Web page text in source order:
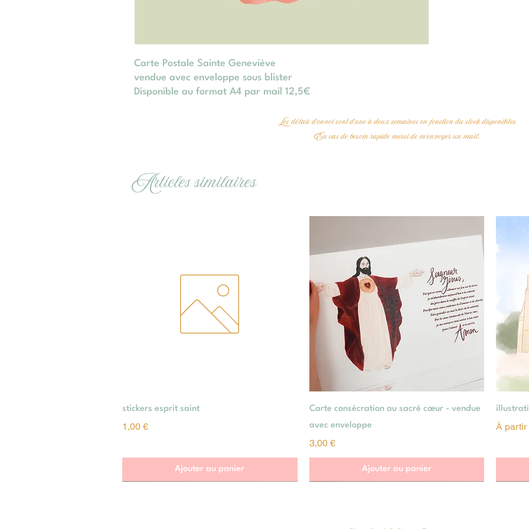
Carte Postale Sainte Geneviève
vendue avec enveloppe sous blister
Disponible au format A4 par mail 12,5€
Les délais d'envoi sont d'une à deux semaines en fonction du stock disponibles
En cas de besoin rapide merci de m'envoyer un mail.
Articles similaires
Aperçu rapide
stickers esprit saint
Prix
1,00 €
Ajouter au panier
Aperçu rapide
Carte consécration au sacré cœur - vendue
avec enveloppe
Prix
3,00 €
Ajouter au panier
À
Prix